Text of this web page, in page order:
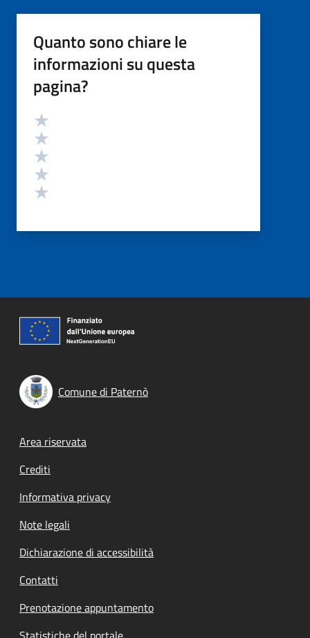
Quanto sono chiare le
informazioni su questa
pagina?
Valutazione
Comune di Paternò
Footer menu
Area riservata
Crediti
Informativa privacy
Note legali
Dichiarazione di accessibilità
Contatti
Prenotazione appuntamento